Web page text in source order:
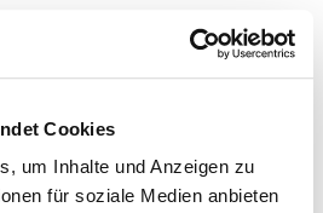
Cookies
um Inhalte und Anzeigen zu
für soziale Medien anbieten